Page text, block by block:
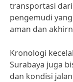
transportasi dari
pengemudi
aman dan
Kronologi
Surabaya juga
dan kondisi